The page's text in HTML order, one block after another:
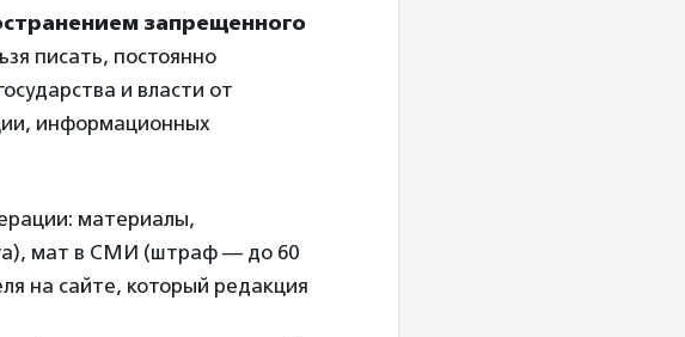
запрещенного
писать, постоянно
и власти от
информационных
материалы,
мат в СМИ (штраф — до 60
на сайте, который редакция